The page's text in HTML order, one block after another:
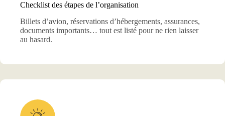
Checklist des étapes de l’organisation
Billets d’avion, réservations d’hébergements, assurances,
documents importants… tout est listé pour ne rien laisser
au hasard.